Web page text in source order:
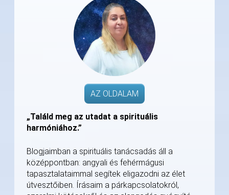
AZ OLDALAM
„Találd meg az utadat a spirituális
harmóniához.”
Blogjaimban a spirituális tanácsadás áll a
középpontban: angyali és fehérmágusi
tapasztalataimmal segítek eligazodni az élet
útvesztőiben. Írásaim a párkapcsolatokról,